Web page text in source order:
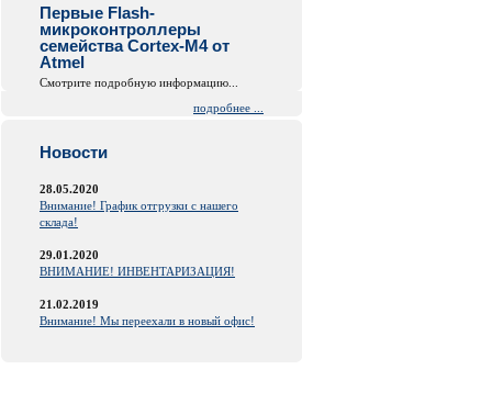
Первые Flash-
микроконтроллеры
семейства Cortex-M4 от
Atmel
Смотрите подробную информацию...
подробнее ...
Новости
28.05.2020
Внимание! График отгрузки с нашего
склада!
29.01.2020
ВНИМАНИЕ! ИНВЕНТАРИЗАЦИЯ!
21.02.2019
Внимание! Мы переехали в новый офис!